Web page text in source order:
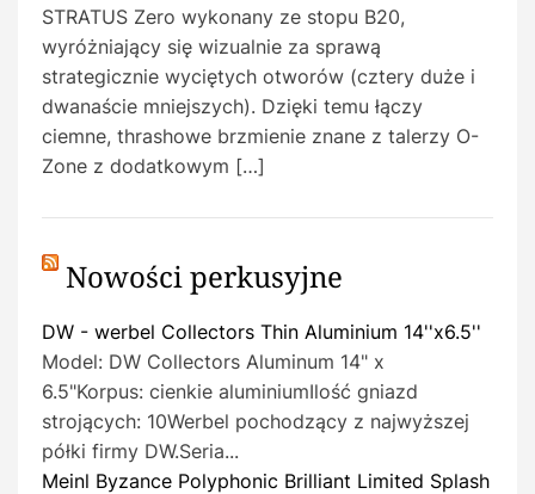
STRATUS Zero wykonany ze stopu B20,
wyróżniający się wizualnie za sprawą
strategicznie wyciętych otworów (cztery duże i
dwanaście mniejszych). Dzięki temu łączy
ciemne, thrashowe brzmienie znane z talerzy O-
Zone z dodatkowym […]
Nowości perkusyjne
DW - werbel Collectors Thin Aluminium 14''x6.5''
Model: DW Collectors Aluminum 14" x
6.5"Korpus: cienkie aluminiumIlość gniazd
strojących: 10Werbel pochodzący z najwyższej
półki firmy DW.Seria...
Meinl Byzance Polyphonic Brilliant Limited Splash